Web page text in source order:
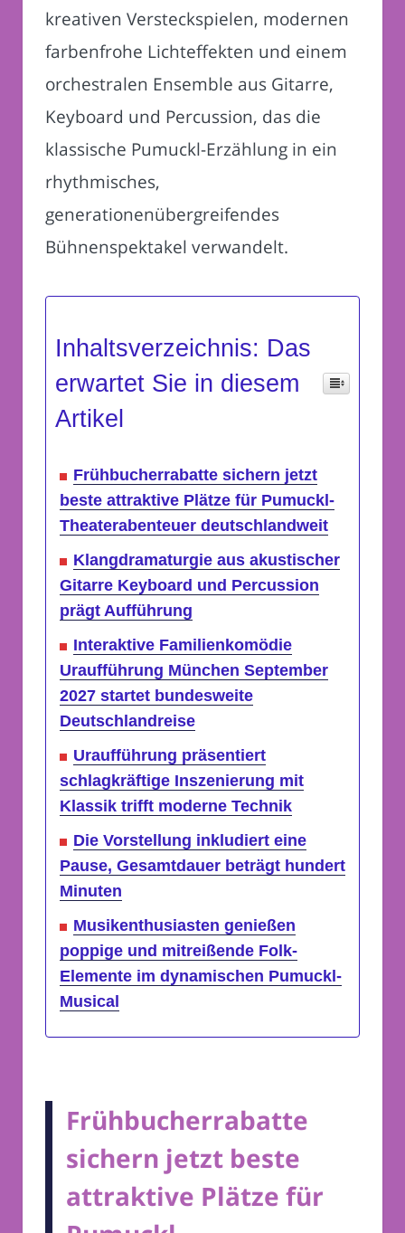
kreativen Versteckspielen, modernen
farbenfrohe Lichteffekten und einem
orchestralen Ensemble aus Gitarre,
Keyboard und Percussion, das die
klassische Pumuckl-Erzählung in ein
rhythmisches,
generationenübergreifendes
Bühnenspektakel verwandelt.
Inhaltsverzeichnis: Das
erwartet Sie in diesem
Artikel
Frühbucherrabatte sichern jetzt
beste attraktive Plätze für Pumuckl-
Theaterabenteuer deutschlandweit
Klangdramaturgie aus akustischer
Gitarre Keyboard und Percussion
prägt Aufführung
Interaktive Familienkomödie
Uraufführung München September
2027 startet bundesweite
Deutschlandreise
Uraufführung präsentiert
schlagkräftige Inszenierung mit
Klassik trifft moderne Technik
Die Vorstellung inkludiert eine
Pause, Gesamtdauer beträgt hundert
Minuten
Musikenthusiasten genießen
poppige und mitreißende Folk-
Elemente im dynamischen Pumuckl-
Musical
Frühbucherrabatte
sichern jetzt beste
attraktive Plätze für